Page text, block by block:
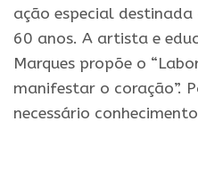
ação especial
60 anos. A artista e
Marques propõe o
manifestar o coração”.
necessário